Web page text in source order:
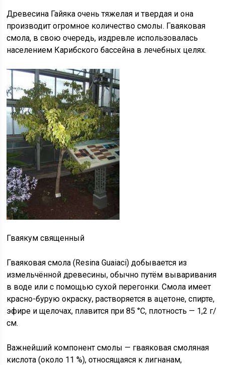
Древесина Гайяка очень тяжелая и твердая и она
производит огромное количество смолы. Гваяковая
смола, в свою очередь, издревле использовалась
населением Карибского бассейна в лечебных целях.
Гваякум священный
Гваяковая смола (Resina Guaiaci) добывается из
измельчённой древесины, обычно путём вываривания
в воде или с помощью сухой перегонки. Смола имеет
красно-бурую окраску, растворяется в ацетоне, спирте,
эфире и щелочах, плавится при 85 °С, плотность — 1,2 г/
см.
Важнейший компонент смолы — гваяковая смоляная
кислота (около 11 %), относящаяся к лигнанам,